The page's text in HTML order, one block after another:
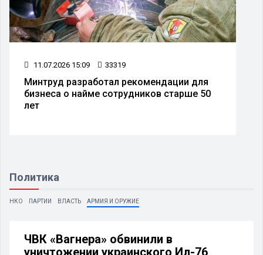
11.07.2026 15:09 33319
Минтруд разработал рекомендации для
бизнеса о найме сотрудников старше 50
лет
Политика
НКО ПАРТИИ ВЛАСТЬ АРМИЯ И ОРУЖИЕ
ЧВК «Вагнера» обвинили в
уничтожении украинского Ил-76